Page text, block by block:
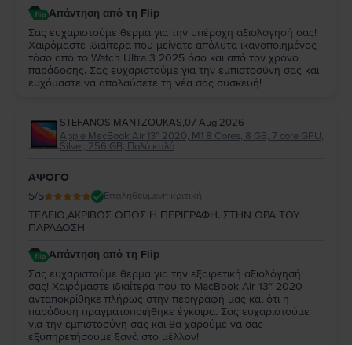
Απάντηση από τη Flip
Σας ευχαριστούμε θερμά για την υπέροχη αξιολόγησή σας!
Χαιρόμαστε ιδιαίτερα που μείνατε απόλυτα ικανοποιημένος
τόσο από το Watch Ultra 3 2025 όσο και από τον χρόνο
παράδοσης. Σας ευχαριστούμε για την εμπιστοσύνη σας και
ευχόμαστε να απολαύσετε τη νέα σας συσκευή!
STEFANOS MANTZOUKAS,07 Aug 2026
Apple MacBook Air 13″ 2020, M1 8 Cores, 8 GB, 7 core GPU,
Silver, 256 GB, Πολύ καλό
ΑΨΟΓΟ
5/5 Επαληθευμένη κριτική
ΤΕΛΕΙΟ,ΑΚΡΙΒΩΣ ΟΠΩΣ Η ΠΕΡΙΓΡΑΦΗ. ΣΤΗΝ ΩΡΑ ΤΟΥ
ΠΑΡΑΔΟΣΗ
Απάντηση από τη Flip
Σας ευχαριστούμε θερμά για την εξαιρετική αξιολόγησή
σας! Χαιρόμαστε ιδιαίτερα που το MacBook Air 13″ 2020
ανταποκρίθηκε πλήρως στην περιγραφή μας και ότι η
παράδοση πραγματοποιήθηκε έγκαιρα. Σας ευχαριστούμε
για την εμπιστοσύνη σας και θα χαρούμε να σας
εξυπηρετήσουμε ξανά στο μέλλον!